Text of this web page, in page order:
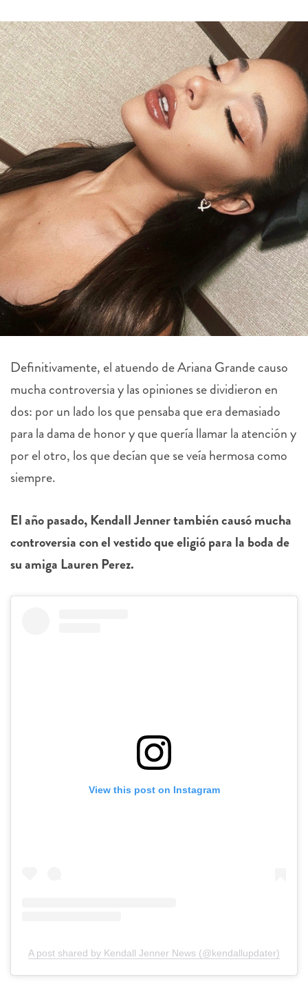
Definitivamente, el atuendo de Ariana Grande causo
mucha controversia y las opiniones se dividieron en
dos: por un lado los que pensaba que era demasiado
para la dama de honor y que quería llamar la atención y
por el otro, los que decían que se veía hermosa como
siempre.
El año pasado, Kendall Jenner también causó mucha
controversia con el vestido que eligió para la boda de
su amiga Lauren Perez.
View this post on Instagram
A post shared by Kendall Jenner News (@kendallupdater)